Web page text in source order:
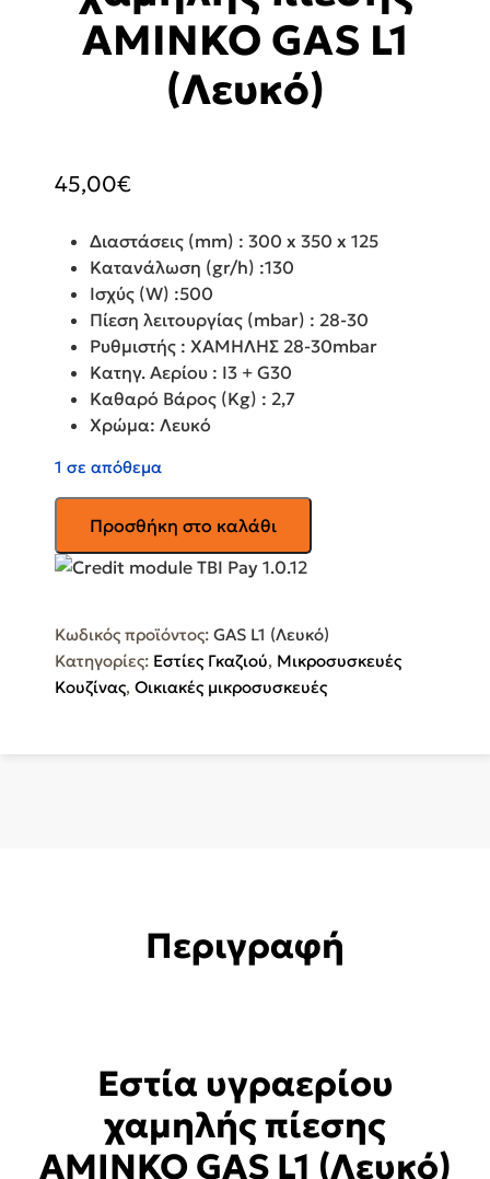
AMINKO GAS L1
(Λευκό)
45,00€
Διαστάσεις (mm) : 300 x 350 x 125
Κατανάλωση (gr/h) :130
Ισχύς (W) :500
Πίεση λειτουργίας (mbar) : 28-30
Ρυθμιστής : ΧΑΜΗΛΗΣ 28-30mbar
Κατηγ. Αερίου : I3 + G30
Καθαρό Βάρος (Kg) : 2,7
Χρώμα: Λευκό
1 σε απόθεμα
υγραερίου
χαμηλής
GAS
L1
(Λευκό)
Προσθήκη στο καλάθι
Κωδικός προϊόντος: GAS L1 (Λευκό)
Κατηγορίες: Εστίες Γκαζιού, Μικροσυσκευές
Κουζίνας, Οικιακές μικροσυσκευές
Περιγραφή
Εστία υγραερίου
χαμηλής πίεσης
AMINKO GAS L1 (Λευκό)